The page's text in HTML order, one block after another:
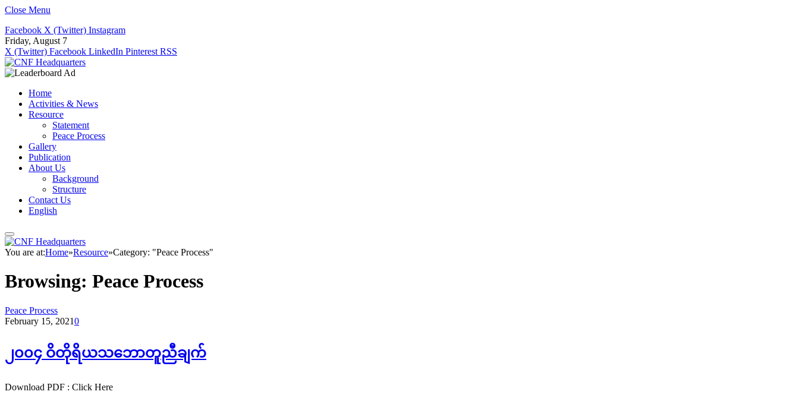
Close Menu
Facebook X (Twitter) Instagram
Friday, August 7
X (Twitter) Facebook LinkedIn Pinterest RSS
Home
Activities & News
Resource
Statement
Peace Process
Gallery
Publication
About Us
Background
Structure
Contact Us
English
You are at:Home»Resource»Category: "Peace Process"
Browsing: Peace Process
Peace Process
February 15, 20210
၂၀၀၄ ဝိတိုရိယသဘောတူညီချက်
Download PDF : Click Here